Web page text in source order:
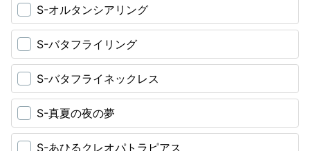
S-オルタンシアリング
S-バタフライリング
S-バタフライネックレス
S-真夏の夜の夢
S-あひるクレオパトラピアス